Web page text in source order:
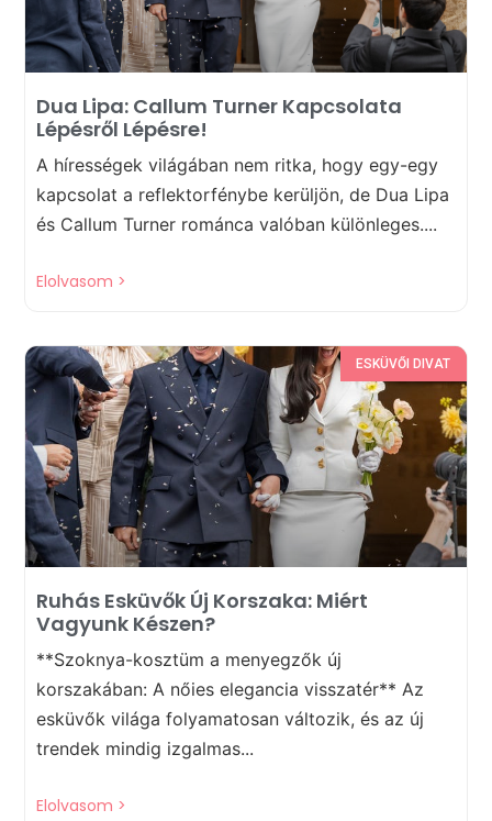
Dua Lipa: Callum Turner Kapcsolata
Lépésről Lépésre!
A hírességek világában nem ritka, hogy egy-egy
kapcsolat a reflektorfénybe kerüljön, de Dua Lipa
és Callum Turner románca valóban különleges....
Elolvasom >
ESKÜVŐI DIVAT
Ruhás Esküvők Új Korszaka: Miért
Vagyunk Készen?
**Szoknya-kosztüm a menyegzők új
korszakában: A nőies elegancia visszatér** Az
esküvők világa folyamatosan változik, és az új
trendek mindig izgalmas...
Elolvasom >